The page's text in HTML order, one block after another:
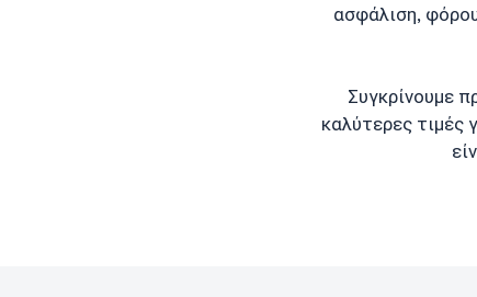
ασφάλιση,
Συγκρίνουμε
καλύτερες τιμές